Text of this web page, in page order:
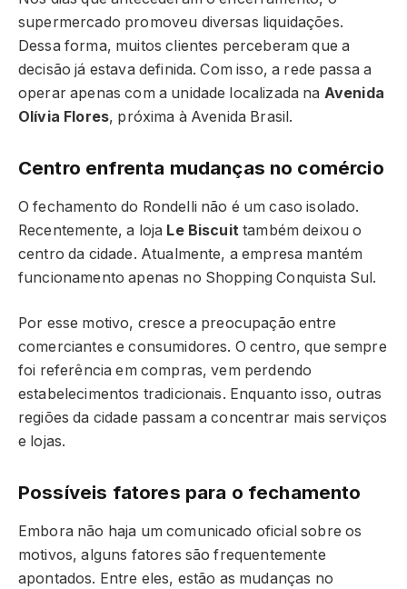
supermercado promoveu diversas liquidações.
Dessa forma, muitos clientes perceberam que a
decisão já estava definida. Com isso, a rede passa a
operar apenas com a unidade localizada na Avenida
Olívia Flores, próxima à Avenida Brasil.
Centro enfrenta mudanças no comércio
O fechamento do Rondelli não é um caso isolado.
Recentemente, a loja Le Biscuittambém deixou o
centro da cidade. Atualmente, a empresa mantém
funcionamento apenas no Shopping Conquista Sul.
Por esse motivo, cresce a preocupação entre
comerciantes e consumidores. O centro, que sempre
foi referência em compras, vem perdendo
estabelecimentos tradicionais. Enquanto isso, outras
regiões da cidade passam a concentrar mais serviços
e lojas.
Possíveis fatores para o fechamento
Embora não haja um comunicado oficial sobre os
motivos, alguns fatores são frequentemente
apontados. Entre eles, estão as mudanças no